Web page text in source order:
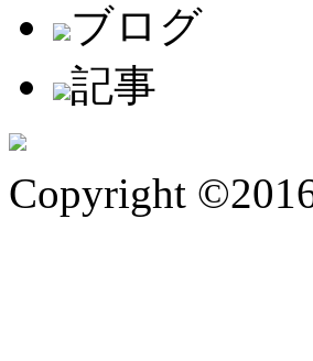
ブログ
記事
Copyright